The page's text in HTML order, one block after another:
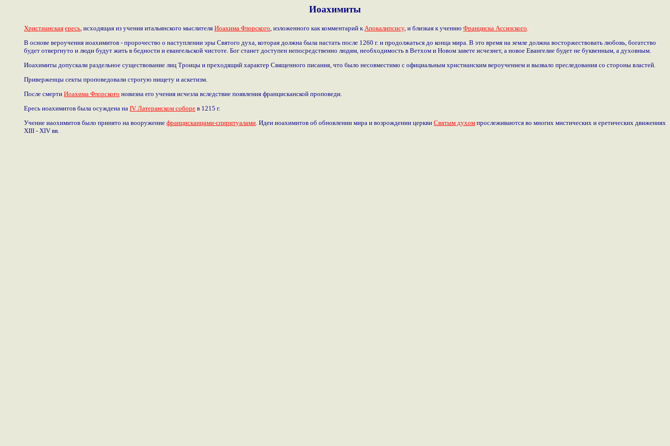
Иоахимиты
Христианская ересь , исходящая из учения итальянского мыслителя Иоахима Флорского , изложенного как комментарий к Апокалипсису, и близкая к учению Франциска Ассизского
В основе вероучения иоахимитов - пророчество о наступлении эры Святого духа, которая должна была настать после 1260 г. и продолжаться до конца мира. В это время на земле должна восторжествовать любовь, богатство
будет отвергнуто и люди будут жить в бедности и евангельской чистоте. Бог станет доступен непосредственно людям, необходимость в Ветхом и Новом завете исчезнет, а новое Евангелие будет не буквенным, а духовным.
Иоахимиты допускали раздельное существование лиц Троицы и преходящий характер Священного писания, что было несовместимо с официальным христианским вероучением и вызвало преследования со стороны властей.
Приверженцы секты проповедовали строгую нищету и аскетизм.
После смерти Иоахима Флорского новизна его учения исчезла вследствие появления францисканской проповеди.
Ересь иоахимитов была осуждена на IV Латеранском соборе в 1215 г.
Учение иаохимитов было принято на вооружение францисканцами-спиритуалами . Идеи иоахимитов об обновлении мира и возрождении церкви Святым духом прослеживаются во многих мистических и еретических движениях
XIII - XIV вв.